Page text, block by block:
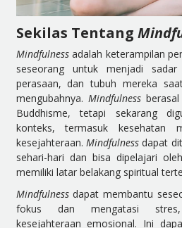
Sekilas Tentang
Mindfulnessadalah keterampilan
seseorang untuk menjadi
perasaan, dan tubuh mereka
mengubahnya. Mindfulnessberasal
Buddhisme, tetapi sekarang
konteks, termasuk kesehatan
kesejahteraan. Mindfulnessdapat
sehari-hari dan bisa dipelajari
memiliki latar belakang spiritual
Mindfulnessdapat membantu
fokus dan mengatasi
kesejahteraan emosional. Ini